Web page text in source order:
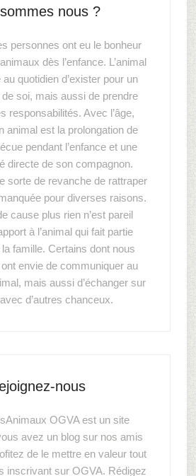
nous ?
personnes ont eu le bonheur
dès l’enfance. L’animal
au quotidien d’exister pour un
soi, mais aussi de prendre
responsabilités. Avec l’âge,
animal est la prolongation de
pendant l’enfance et une
directe de son compagnon.
sorte de revanche de rattraper
pour diverses raisons.
cause plus rien n’est pareil
à l’animal qui fait partie
famille. Certains dont nous
envie de communiquer au
mais aussi d’échanger sur
d’autres chanceux.
nous
OGVA est un site
avez un blog sur nos amis
de le mettre en valeur tout
inscrivant sur OGVA. Rédigez